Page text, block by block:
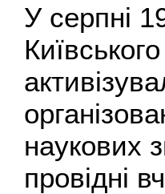
У серпні
наукових
провідні